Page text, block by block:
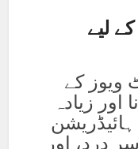
لیے
ویوز کے
زیادہ
درد، اور